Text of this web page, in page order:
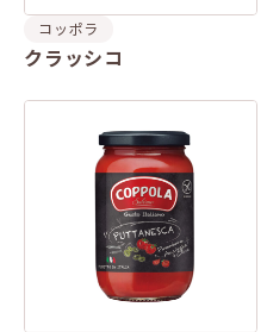
コッポラ
クラッシコ